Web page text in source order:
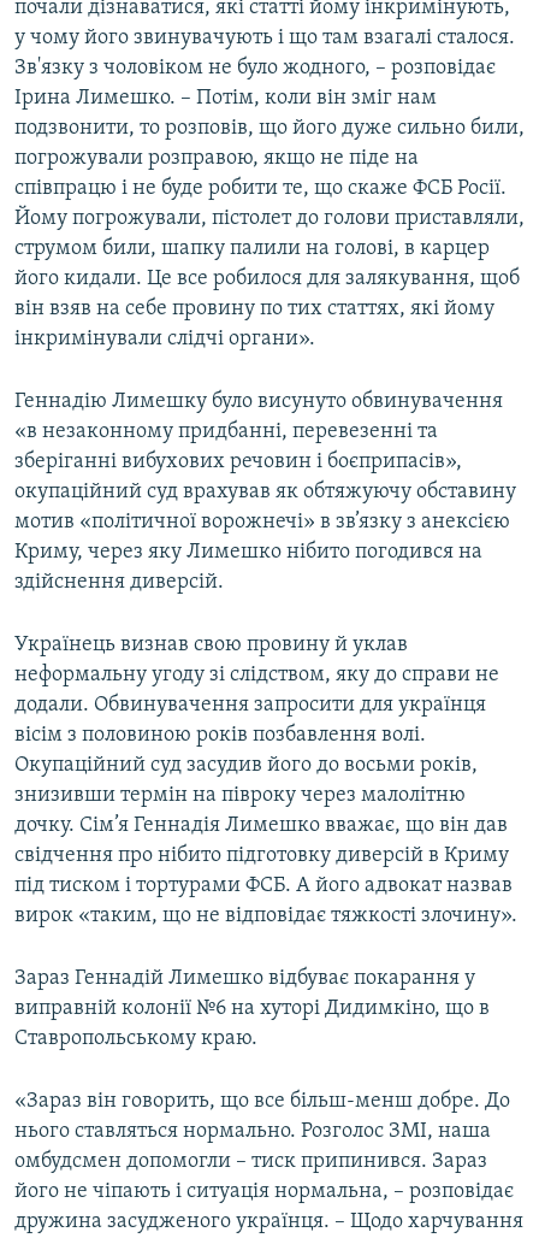
почали дізнаватися, які статті йому інкримінують,
у чому його звинувачують і що там взагалі сталося.
Зв'язку з чоловіком не було жодного, – розповідає
Ірина Лимешко. – Потім, коли він зміг нам
подзвонити, то розповів, що його дуже сильно били,
погрожували розправою, якщо не піде на
співпрацю і не буде робити те, що скаже ФСБ Росії.
Йому погрожували, пістолет до голови приставляли,
струмом били, шапку палили на голові, в карцер
його кидали. Це все робилося для залякування, щоб
він взяв на себе провину по тих статтях, які йому
інкримінували слідчі органи».
Геннадію Лимешку було висунуто обвинувачення
«в незаконному придбанні, перевезенні та
зберіганні вибухових речовин і боєприпасів»,
окупаційний суд врахував як обтяжуючу обставину
мотив «політичної ворожнечі» в зв’язку з анексією
Криму, через яку Лимешко нібито погодився на
здійснення диверсій.
Українець визнав свою провину й уклав
неформальну угоду зі слідством, яку до справи не
додали. Обвинувачення запросити для українця
вісім з половиною років позбавлення волі.
Окупаційний суд засудив його до восьми років,
знизивши термін на півроку через малолітню
дочку. Сім’я Геннадія Лимешко вважає, що він дав
свідчення про нібито підготовку диверсій в Криму
під тиском і тортурами ФСБ. А його адвокат назвав
вирок «таким, що не відповідає тяжкості злочину».
Зараз Геннадій Лимешко відбуває покарання у
виправній колонії №6 на хуторі Дидимкіно, що в
Ставропольському краю.
«Зараз він говорить, що все більш-менш добре. До
нього ставляться нормально. Розголос ЗМІ, наша
омбудсмен допомогли – тиск припинився. Зараз
його не чіпають і ситуація нормальна, – розповідає
дружина засудженого українця. – Щодо харчування